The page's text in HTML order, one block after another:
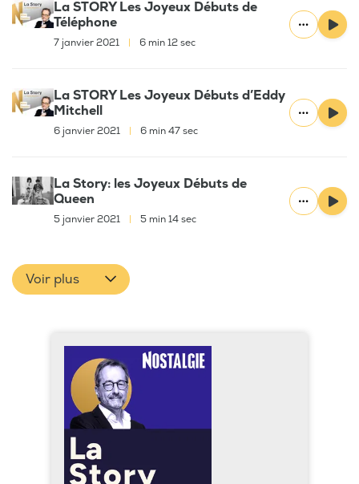
La STORY Les Joyeux Débuts de
Téléphone
7 janvier 2021 6 min 12 sec
La STORY Les Joyeux Débuts d’Eddy
Mitchell
6 janvier 2021 6 min 47 sec
La Story: les Joyeux Débuts de
Queen
5 janvier 2021 5 min 14 sec
Voir plus